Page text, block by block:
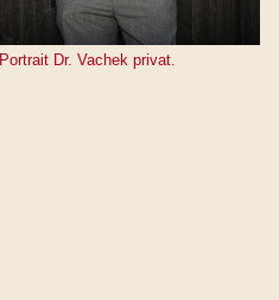
Portrait Dr. Vachek privat.